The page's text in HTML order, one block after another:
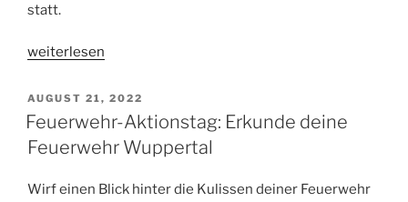
statt.
„Bundesweiter
2023“
weiterlesen
VERÖFFENTLICHT
AM
AUGUST 21, 2022
Feuerwehr-Aktionstag: Erkunde deine
Feuerwehr Wuppertal
Wirf einen Blick hinter die Kulissen deiner Feuerwehr